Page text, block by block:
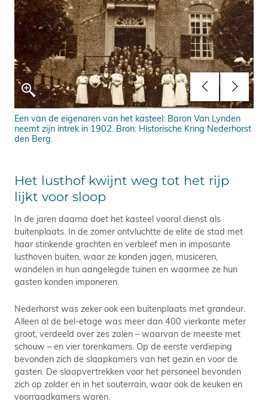
Een van de eigenaren van het kasteel: Baron Van Lynden
neemt zijn intrek in 1902. Bron: Historische Kring Nederhorst
den Berg.
Het lusthof kwijnt weg tot het rijp
lijkt voor sloop
In de jaren daarna doet het kasteel vooral dienst als
buitenplaats. In de zomer ontvluchtte de elite de stad met
haar stinkende grachten en verbleef men in imposante
lusthoven buiten, waar ze konden jagen, musiceren,
wandelen in hun aangelegde tuinen en waarmee ze hun
gasten konden imponeren.
Nederhorst was zeker ook een buitenplaats met grandeur.
Alleen al de bel-etage was meer dan 400 vierkante meter
groot, verdeeld over zes zalen – waarvan de meeste met
schouw – en vier torenkamers. Op de eerste verdieping
bevonden zich de slaapkamers van het gezin en voor de
gasten. De slaapvertrekken voor het personeel bevonden
zich op zolder en in het souterrain, waar ook de keuken en
voorraadkamers waren.